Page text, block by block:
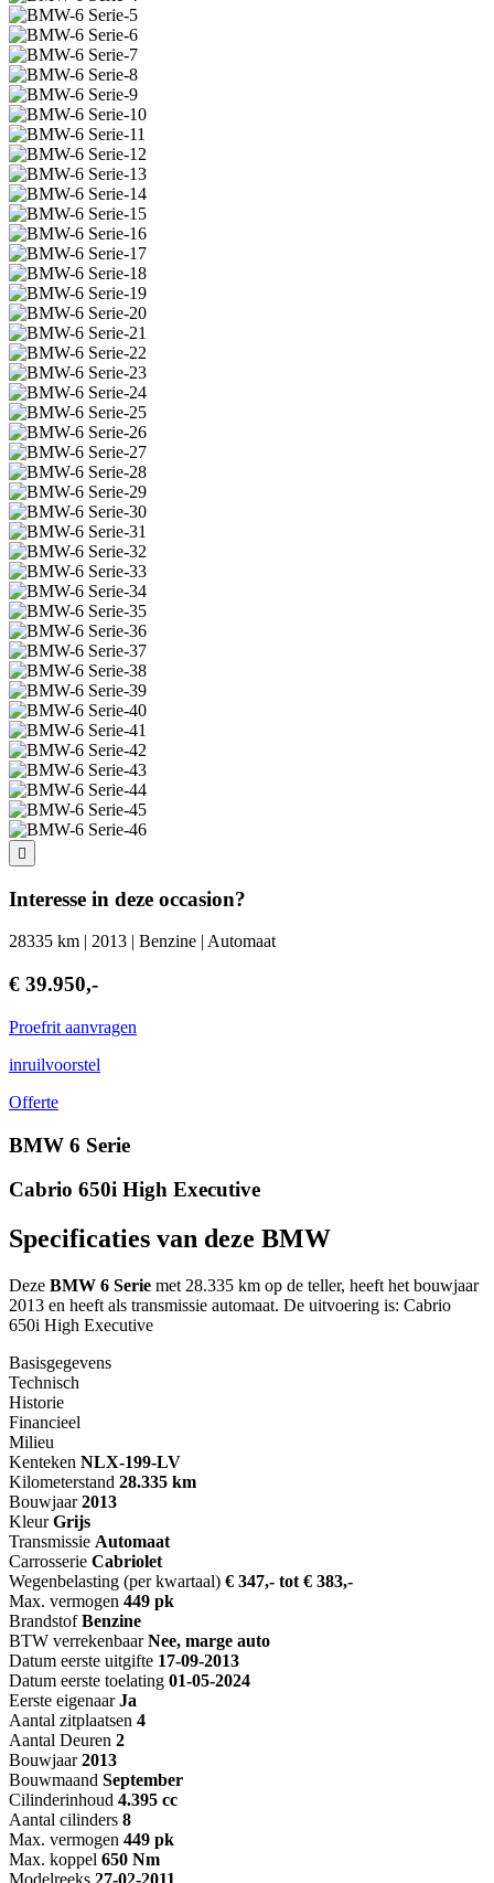
Interesse in deze occasion?
28335 km | 2013 | Benzine | Automaat
€ 39.950,-
Proefrit aanvragen
inruilvoorstel
Offerte
BMW 6 Serie
Cabrio 650i High Executive
Specificaties van deze BMW
Deze BMW 6 Serie met 28.335 km op de teller, heeft het bouwjaar
2013 en heeft als transmissie automaat. De uitvoering is: Cabrio
650i High Executive
Basisgegevens
Technisch
Historie
Financieel
Milieu
Kenteken NLX-199-LV
Kilometerstand 28.335 km
Bouwjaar 2013
Kleur Grijs
Transmissie Automaat
Carrosserie Cabriolet
Wegenbelasting (per kwartaal) € 347,- tot € 383,-
Max. vermogen 449 pk
Brandstof Benzine
BTW verrekenbaar Nee, marge auto
Datum eerste uitgifte 17-09-2013
Datum eerste toelating 01-05-2024
Eerste eigenaar Ja
Aantal zitplaatsen 4
Aantal Deuren 2
Bouwjaar 2013
Bouwmaand September
Cilinderinhoud 4.395 cc
Aantal cilinders 8
Max. vermogen 449 pk
Max. koppel 650 Nm